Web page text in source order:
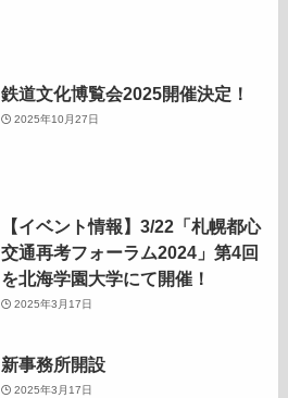
鉄道文化博覧会2025開催決定！
2025年10月27日
【イベント情報】3/22「札幌都心
交通再考フォーラム2024」第4回
を北海学園大学にて開催！
2025年3月17日
新事務所開設
2025年3月17日